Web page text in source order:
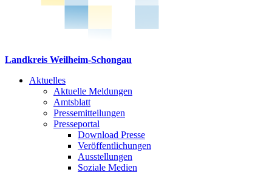
Landkreis Weilheim-Schongau
Aktuelles
Aktuelle Meldungen
Amtsblatt
Pressemitteilungen
Presseportal
Download Presse
Veröffentlichungen
Ausstellungen
Soziale Medien